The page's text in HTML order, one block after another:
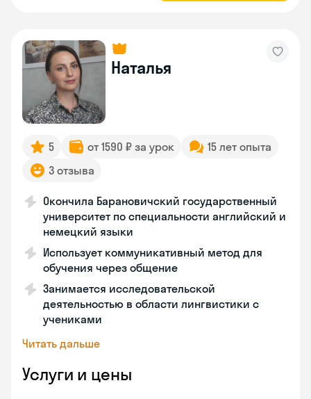
Наталья
5 от 1590 ₽ за урок
15 лет опыта
3 отзыва
Окончила Барановичский государственный
университет по специальности английский и
немецкий языки
Использует коммуникативный метод для
обучения через общение
Занимается исследовательской
деятельностью в области лингвистики с
учениками
Читать дальше
Услуги и цены